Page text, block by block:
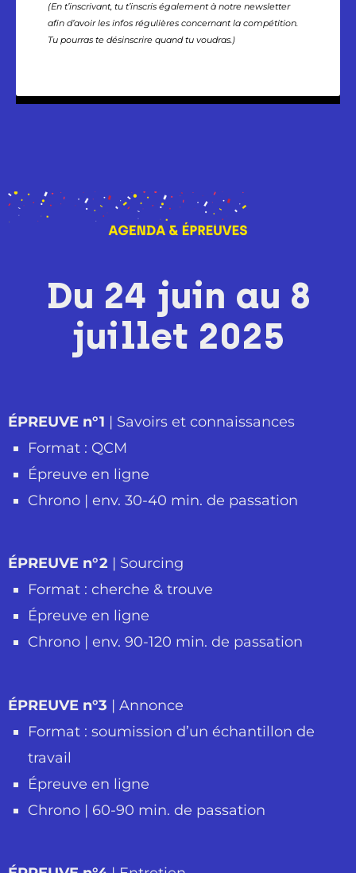
(En t’inscrivant, tu t’inscris également à notre newsletter
afin d’avoir les infos régulières concernant la compétition.
Tu pourras te désinscrire quand tu voudras.)
Du 24 juin au 8
juillet 2025
ÉPREUVE n°1 | Savoirs et connaissances
Format : QCM
Épreuve en ligne
Chrono | env. 30-40 min. de passation
ÉPREUVE n°2 | Sourcing
Format : cherche & trouve
Épreuve en ligne
Chrono | env. 90-120 min. de passation
ÉPREUVE n°3 | Annonce
Format : soumission d’un échantillon de
travail
Épreuve en ligne
Chrono | 60-90 min. de passation